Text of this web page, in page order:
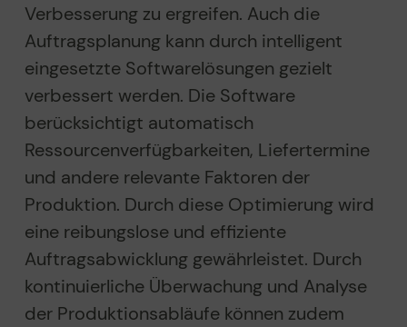
Verbesserung zu ergreifen. Auch die
Auftragsplanung kann durch intelligent
eingesetzte Softwarelösungen gezielt
verbessert werden. Die Software
berücksichtigt automatisch
Ressourcenverfügbarkeiten, Liefertermine
und andere relevante Faktoren der
Produktion. Durch diese Optimierung wird
eine reibungslose und effiziente
Auftragsabwicklung gewährleistet. Durch
kontinuierliche Überwachung und Analyse
der Produktionsabläufe können zudem